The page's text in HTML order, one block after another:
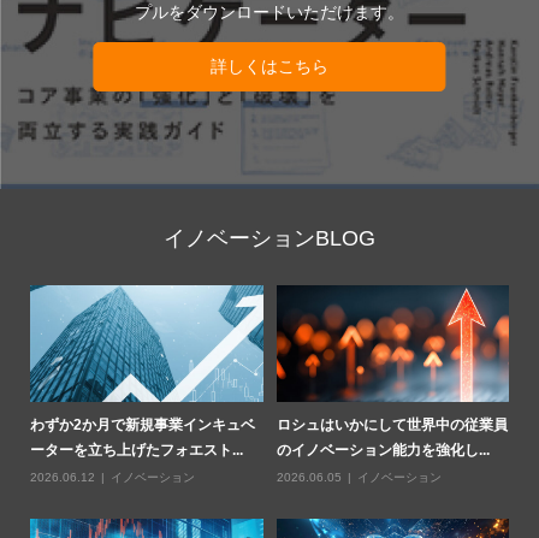
プルをダウンロードいただけます。
詳しくはこちら
イノベーションBLOG
わずか2か月で新規事業インキュベ
ーターを立ち上げたフォエスト...
2026.06.12 イノベーション
ロシュはいかにして世界中の従業員
のイノベーション能力を強化し...
2026.06.05 イノベーション